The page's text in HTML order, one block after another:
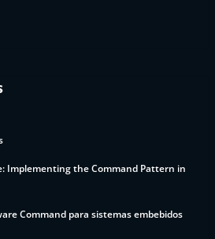
Implementing the Command Pattern in
Command para sistemas embebidos